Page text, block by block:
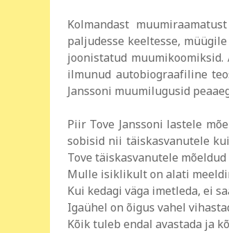
Kolmandast
paljudesse keeltesse,
joonistatud
ilmunud autobiograafiline
Janssoni muumilugusid
Piir Tove Janssoni lastele
sobisid nii täiskasvanutele
Tove täiskasvanutele
Mulle isiklikult on alati
Kui kedagi väga imetleda, ei
Igaühel on õigus vahel
Kõik tuleb endal avastada ja